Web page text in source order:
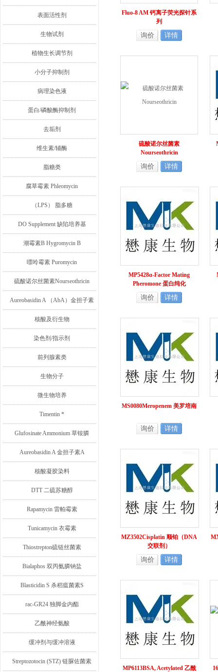
表面活性剂
生物试剂
植物生长调节剂
小分子抑制剂
病理染色液
蛋白/磷酸酶抑制剂
去垢剂
维生素/辅酶
脂糖类
腐草霉素 Phleomycin
（LPS） 脂多糖
DO Supplement 缺陷培养基
潮霉素B Hygromycin B
嘌呤霉素 Puromycin
硫酸诺尔丝菌素Nourseothricin
Aureobasidin A （AbA）金担子素
A
核酸及衍生物
染色剂/指示剂
前列腺素类
生物分子
微生物培养
Timentin *
Glufosinate Ammonium 草铵膦
Aureobasidin A 金担子素A
核酸凝胶染料
DTT 二硫苏糖醇
Rapamycin 雷帕霉素
Tunicamycin 衣霉素
Thiostrepton硫链丝菌素
Bialaphos 双丙氨膦钠盐
Blasticidin S 杀稻瘟菌素S
rac-GR24 独脚金内酯
乙酰神经氨酸
缓冲剂与缓冲溶液
Streptozotocin (STZ) 链脲佐菌素
Fluo-8 AM 钙离子荧光探针系
列
询价 详情
硫酸诺尔丝菌素
Nourseothricin
询价 详情
MP5428α-Factor Mating
Pheromone 蛋白纯化
询价 详情
MS0080Meropenem 美罗培南
询价 详情
MZ3502Cisplatin 顺铂（DNA
交联剂）
询价 详情
MP6113BSA, Acetylated 乙酰